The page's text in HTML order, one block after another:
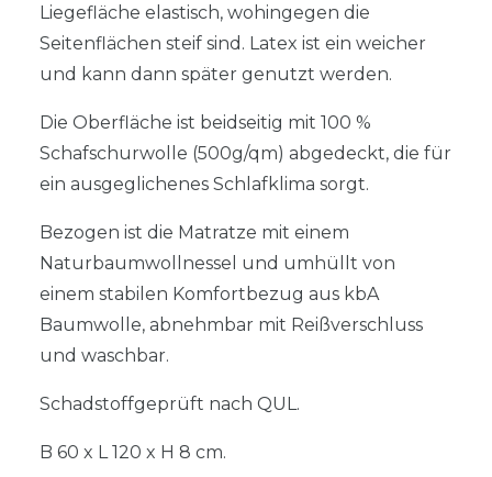
Liegefläche elastisch, wohingegen die
Seitenflächen steif sind. Latex ist ein weicher
und kann dann später genutzt werden.
Die Oberfläche ist beidseitig mit 100 %
Schafschurwolle (500g/qm) abgedeckt, die für
ein ausgeglichenes Schlafklima sorgt.
Bezogen ist die Matratze mit einem
Naturbaumwollnessel und umhüllt von
einem stabilen Komfortbezug aus kbA
Baumwolle, abnehmbar mit Reißverschluss
und waschbar.
Schadstoffgeprüft nach QUL.
B 60 x L 120 x H 8 cm.